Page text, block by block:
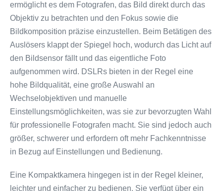
ermöglicht es dem Fotografen, das Bild direkt durch das
Objektiv zu betrachten und den Fokus sowie die
Bildkomposition präzise einzustellen. Beim Betätigen des
Auslösers klappt der Spiegel hoch, wodurch das Licht auf
den Bildsensor fällt und das eigentliche Foto
aufgenommen wird. DSLRs bieten in der Regel eine
hohe Bildqualität, eine große Auswahl an
Wechselobjektiven und manuelle
Einstellungsmöglichkeiten, was sie zur bevorzugten Wahl
für professionelle Fotografen macht. Sie sind jedoch auch
größer, schwerer und erfordern oft mehr Fachkenntnisse
in Bezug auf Einstellungen und Bedienung.
Eine Kompaktkamera hingegen ist in der Regel kleiner,
leichter und einfacher zu bedienen. Sie verfügt über ein